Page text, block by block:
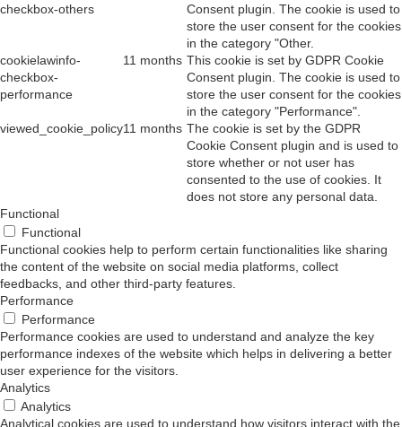
checkbox-others
Consent plugin. The cookie is used to
store the user consent for the cookies
in the category "Other.
cookielawinfo-
checkbox-
performance
11 months This cookie is set by GDPR Cookie
Consent plugin. The cookie is used to
store the user consent for the cookies
in the category "Performance".
viewed_cookie_policy11 months The cookie is set by the GDPR
Cookie Consent plugin and is used to
store whether or not user has
consented to the use of cookies. It
does not store any personal data.
Functional
Functional
Functional cookies help to perform certain functionalities like sharing
the content of the website on social media platforms, collect
feedbacks, and other third-party features.
Performance
Performance
Performance cookies are used to understand and analyze the key
performance indexes of the website which helps in delivering a better
user experience for the visitors.
Analytics
Analytics
Analytical cookies are used to understand how visitors interact with the